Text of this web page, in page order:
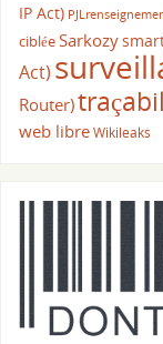
IP Act)
cibléeSarkozy
Act)
Router)
web libreWikileaks